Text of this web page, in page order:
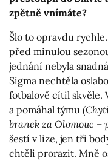
zpětně vnímáte?
Šlo to opravdu
před minulou
jednání nebyla
Sigma nechtěla
fotbalově cítil skvěle.
a pomáhal týmu
branek za Olomouc –
šestí v lize, jen tři
chtěli prorazit. Mně